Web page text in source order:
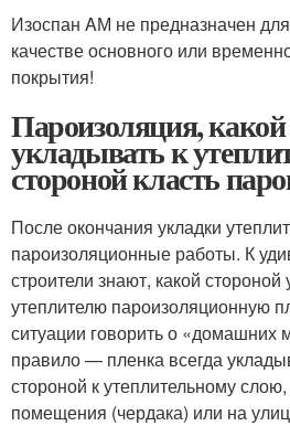
Изоспан AМ не предназначен
качестве основного или
покрытия!
Пароизоляция,
укладывать к
стороной класть
После окончания укладки
пароизоляционные работы. К
строители знают, какой стороной
утеплителю пароизоляционную
ситуации говорить о «домашних
правило — пленка всегда
стороной к утеплительному
помещения (чердака) или на